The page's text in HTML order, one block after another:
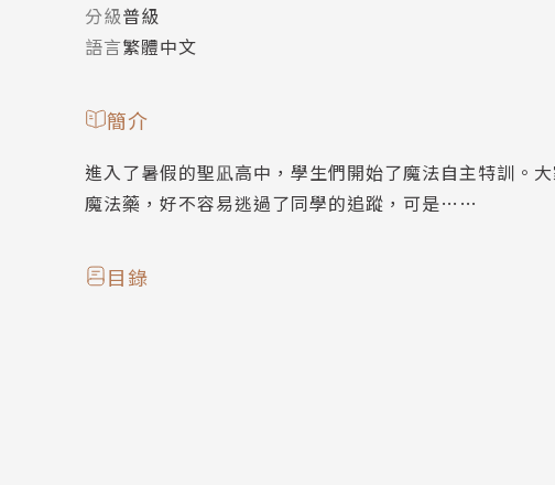
分級普級
語言繁體中文
簡介
進入了暑假的聖凪高中，學生們開始了魔法自主特訓。
魔法藥，好不容易逃過了同學的追蹤，可是……
目錄